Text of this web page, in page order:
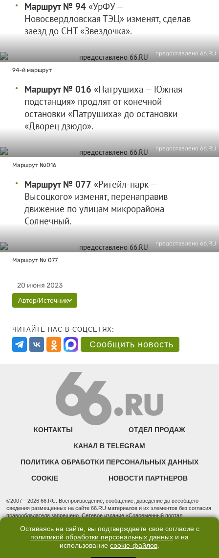
Маршрут № 94 «УрФУ —
Новосвердловская ТЭЦ» изменят, сделав
заезд до СНТ «Звездочка».
предоставлено 66.RU
94-й маршрут
Маршрут № 016 «Патрушиха — Южная
подстанция» продлят от конечной
остановки «Патрушиха» до остановки
«Дворец дзюдо».
предоставлено 66.RU
Маршрут №016
Маршрут № 077 «Ритейл-парк —
Высоцкого» изменят, перенаправив
движение по улицам микрорайона
Солнечный.
предоставлено 66.RU
Маршрут № 077
20 июня 2023
Автор/Источник
ЧИТАЙТЕ НАС В СОЦСЕТЯХ:
Сообщить новость
КОНТАКТЫ ОТДЕЛ ПРОДАЖ
КАНАЛ В TELEGRAM
ПОЛИТИКА ОБРАБОТКИ ПЕРСОНАЛЬНЫХ ДАННЫХ
COOKIE НОВОСТИ ПАРТНЕРОВ
©2007—2026 66.RU. Воспроизведение, сообщение, доведение до всеобщего
сведения размещенных на сайте 66.RU материалов и их элементов без согласия
правообладателя запрещено. Сетевое издание «Современный портал
надзору в сфере связи, информационных технологий и массовых коммуникаций
(Роскомнадзор). Регистрационный номер ЭЛ № ФС 77 - 76634 от 02.09.2019
Учредитель: Общество с ограниченной ответственностью "66.ру". Юридический
Оставаясь на сайте, вы подтверждаете свое согласие с
политикой обработки персональных данных и на
использование cookie-файлов.